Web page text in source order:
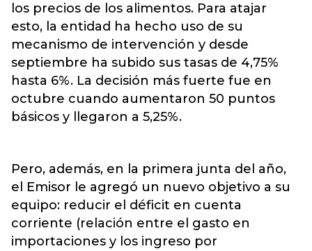
los precios de los alimentos. Para atajar
esto, la entidad ha hecho uso de su
mecanismo de intervención y desde
septiembre ha subido sus tasas de 4,75%
hasta 6%. La decisión más fuerte fue en
octubre cuando aumentaron 50 puntos
básicos y llegaron a 5,25%.
Pero, además, en la primera junta del año,
el Emisor le agregó un nuevo objetivo a su
equipo: reducir el déficit en cuenta
corriente (relación entre el gasto en
importaciones y los ingreso por